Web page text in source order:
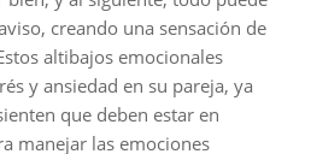
creando una sensación de
altibajos emocionales
y ansiedad en su pareja, ya
que deben estar en
manejar las emociones